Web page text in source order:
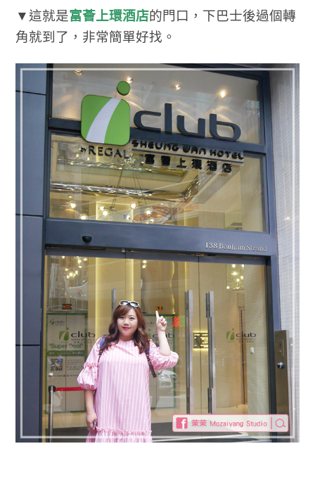
▼這就是富薈上環酒店的門口，下巴士後過個轉
角就到了，非常簡單好找。